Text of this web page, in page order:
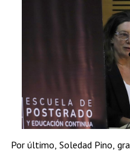
Por último, Soledad Pino,